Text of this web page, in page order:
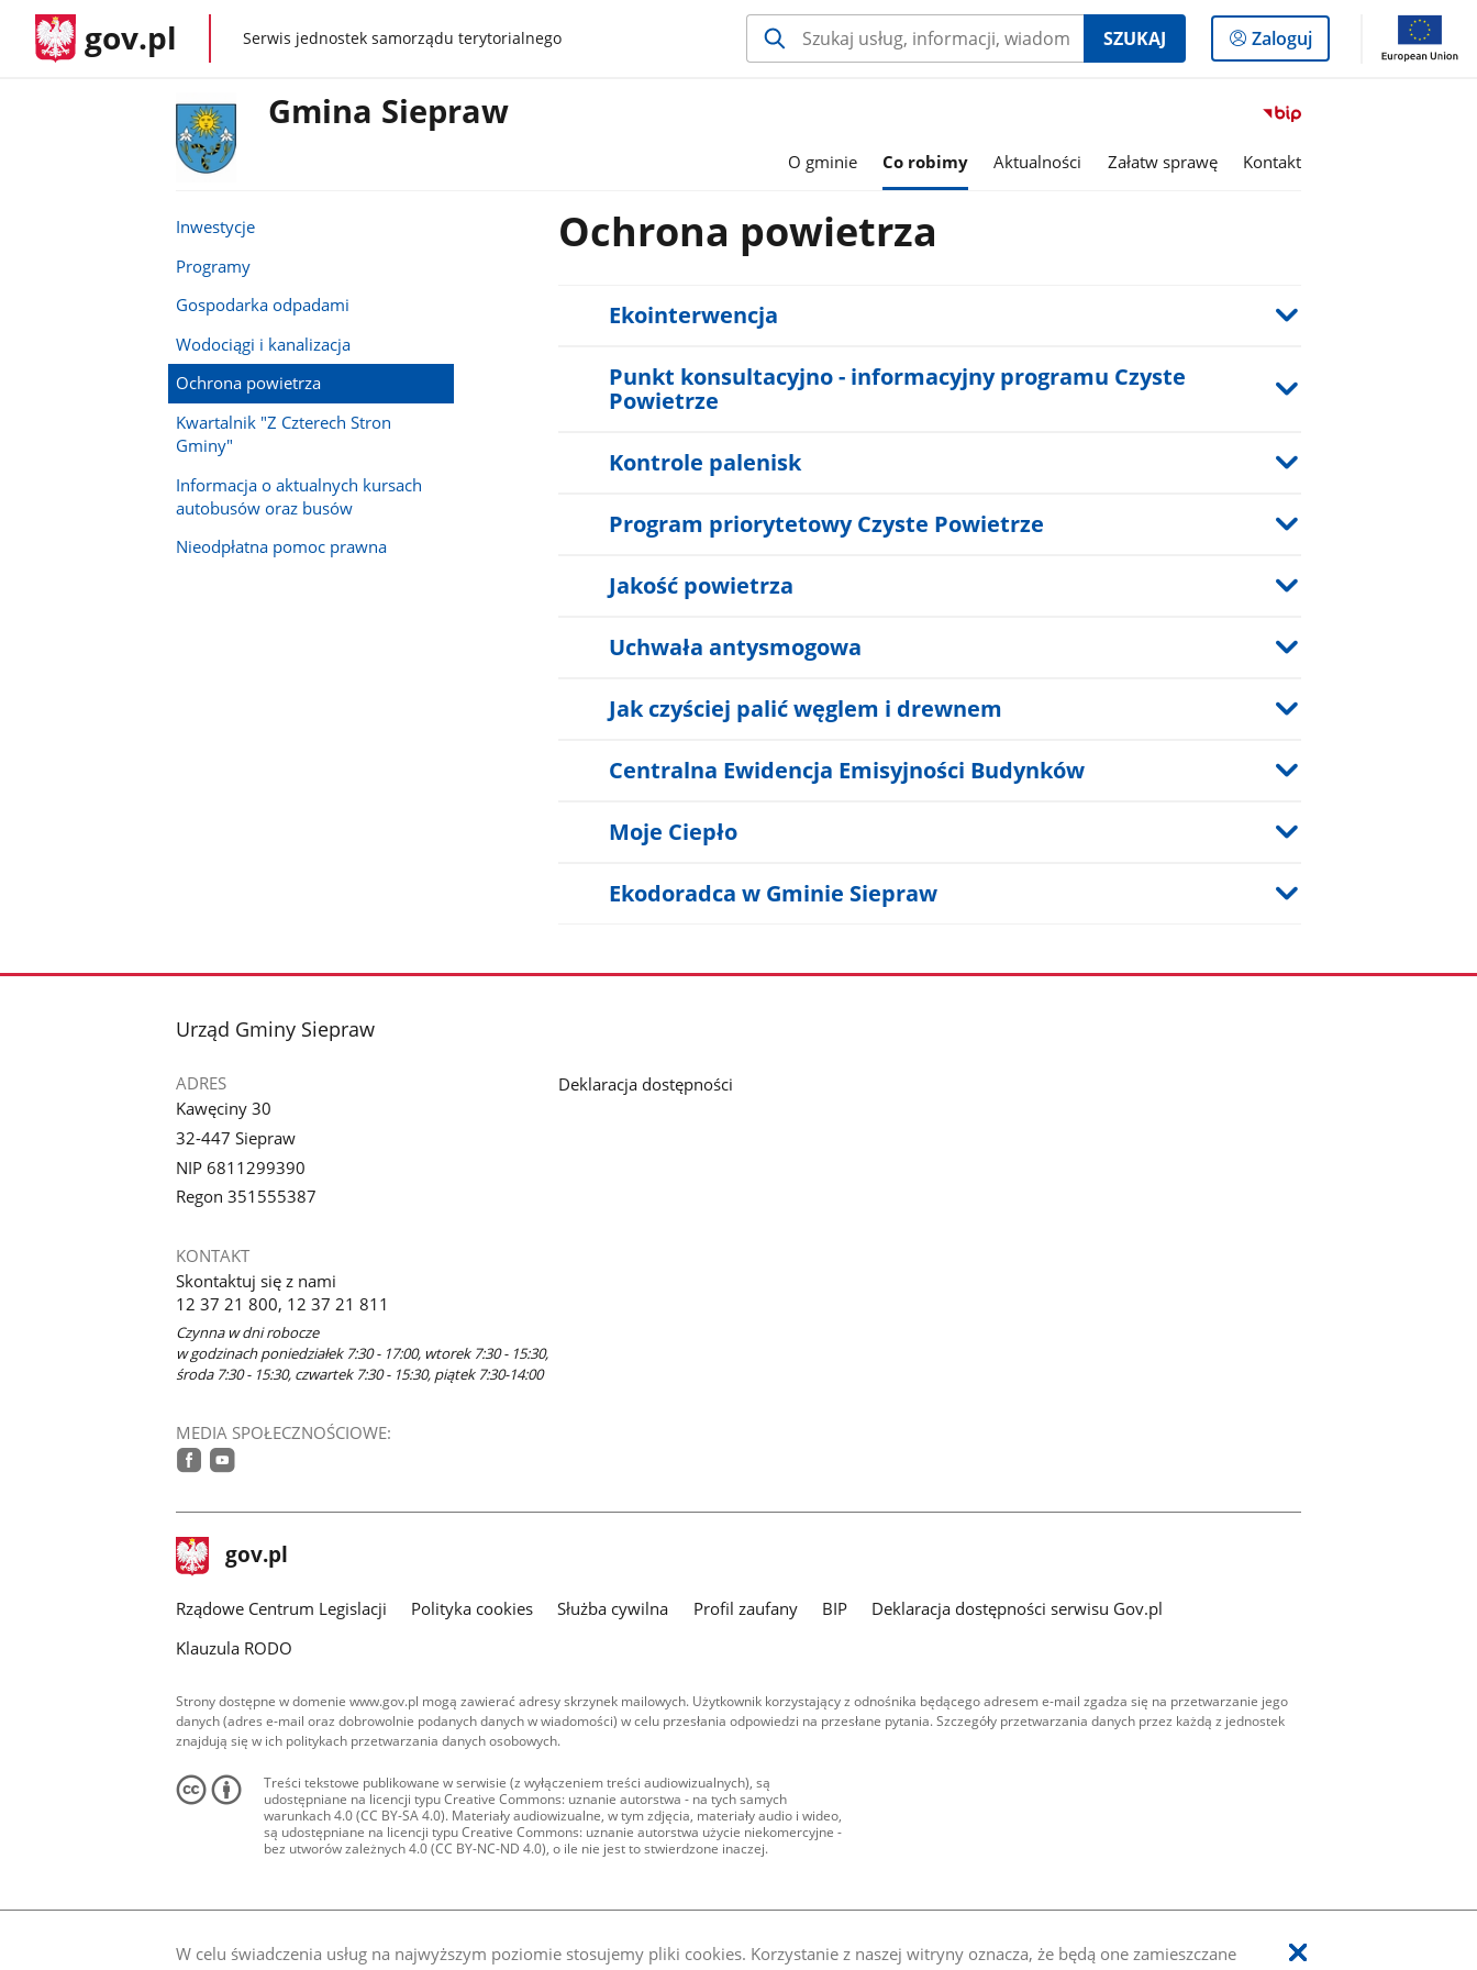
W celu świadczenia usług na najwyższym poziomie stosujemy pliki cookies. Korzystanie z naszej witryny oznacza, że będą one zamieszczane
gov.pl gov.plSerwis jednostek samorządu terytorialnego SZUKAJ
Logowanie
do
Zaloguj
Przejdź
serwisu
Gmina Siepraw
O gminie Co robimy Aktualności Załatw sprawę Kontakt
Inwestycje
Programy
Gospodarka odpadami
Wodociągi i kanalizacja
Ochrona powietrza
Kwartalnik "Z Czterech Stron
Gminy"
Informacja o aktualnych kursach
autobusów oraz busów
Nieodpłatna pomoc prawna
Ochrona powietrza
Ekointerwencja
Punkt konsultacyjno - informacyjny programu Czyste
Powietrze
Kontrole palenisk
Program priorytetowy Czyste Powietrze
Jakość powietrza
Uchwała antysmogowa
Jak czyściej palić węglem i drewnem
Centralna Ewidencja Emisyjności Budynków
Moje Ciepło
Ekodoradca w Gminie Siepraw
stopka
Urząd Gminy Siepraw
ADRES
Kawęciny 30
32-447 Siepraw
NIP 6811299390
Regon 351555387
KONTAKT
Skontaktuj się z nami
12 37 21 800, 12 37 21 811
Czynna w dni robocze
w godzinach poniedziałek 7:30 - 17:00, wtorek 7:30 - 15:30,
środa 7:30 - 15:30, czwartek 7:30 - 15:30, piątek 7:30-14:00
MEDIA SPOŁECZNOŚCIOWE:
Deklaracja dostępności
stopka
gov.pl Strona
gov.pl
Rządowe Centrum Legislacji Polityka cookies Służba cywilna Profil zaufany BIP
Deklaracja dostępności serwisu Gov.pl
Klauzula RODO
Strony dostępne w domenie www.gov.pl mogą zawierać adresy skrzynek mailowych. Użytkownik korzystający z odnośnika będącego adresem e-mail zgadza się na przetwarzanie jego
danych (adres e-mail oraz dobrowolnie podanych danych w wiadomości) w celu przesłania odpowiedzi na przesłane pytania. Szczegóły przetwarzania danych przez każdą z jednostek
znajdują się w ich politykach przetwarzania danych osobowych.
Treści tekstowe publikowane w serwisie (z wyłączeniem treści audiowizualnych), są
udostępniane na licencji typu Creative Commons: uznanie autorstwa - na tych samych
warunkach 4.0 (CC BY-SA 4.0). Materiały audiowizualne, w tym zdjęcia, materiały audio i wideo,
są udostępniane na licencji typu Creative Commons: uznanie autorstwa użycie niekomercyjne -
bez utworów zależnych 4.0 (CC BY-NC-ND 4.0), o ile nie jest to stwierdzone inaczej.